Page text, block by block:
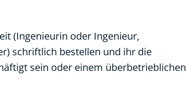
(Ingenieurin oder Ingenieur,
schriftlich bestellen und ihr die
sein oder einem überbetrieblichen